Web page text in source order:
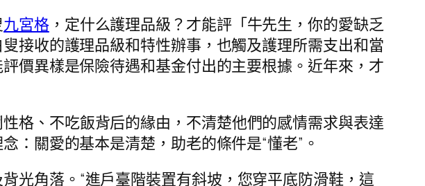
九宮格，定什么護理品級？才能評「牛先生，你的愛缺乏
接收的護理品級和特性辦事，也觸及護理所需支出和當
價異樣是保險待遇和基金付出的主要根據。近年來，才
格、不吃飯背后的緣由，不清楚他們的感情需求與表達
：關愛的基本是清楚，助老的條件是“懂老”。
光角落。“進戶臺階裝置有斜坡，您穿平底防滑鞋，這